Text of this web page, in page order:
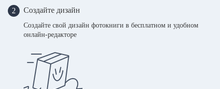
2 Создайте дизайн
Создайте свой дизайн фотокниги в бесплатном и удобном
онлайн-редакторе